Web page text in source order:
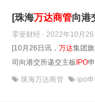
[珠海万达商管向港
零壹财经 · 2022年10月26
[10月26日讯， 万达集团
司向港交所递交主板IPO
珠海万达商管 ipo